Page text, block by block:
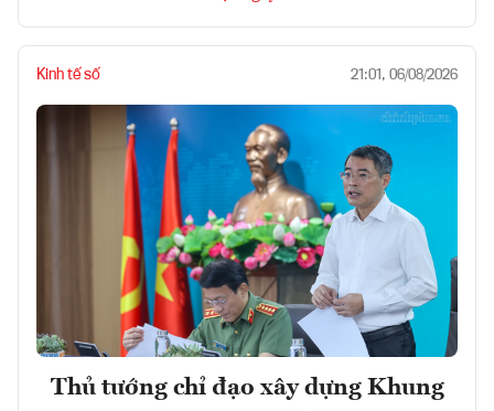
Kinh tế số 21:01, 06/08/2026
Thủ tướng chỉ đạo xây dựng Khung